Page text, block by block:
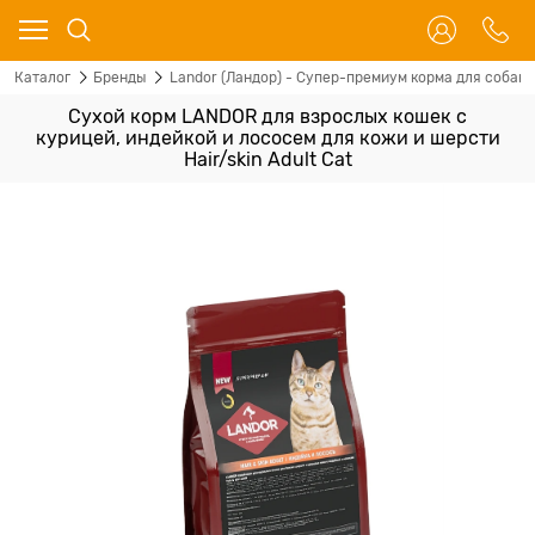
Каталог Бренды Landor (Ландор) - Супер-премиум корма для собак
Сухой корм LANDOR для взрослых кошек с
курицей, индейкой и лососем для кожи и шерсти
Hair/skin Adult Cat